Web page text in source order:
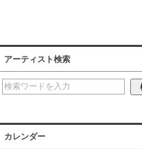
アーティスト検索
カレンダー